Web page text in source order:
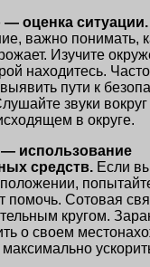
— оценка ситуации.
важно понимать,
Изучите
находитесь.
пути к
звуки
в округе.
использование
средств. Если
помочь. Сотовая
кругом.
о своем